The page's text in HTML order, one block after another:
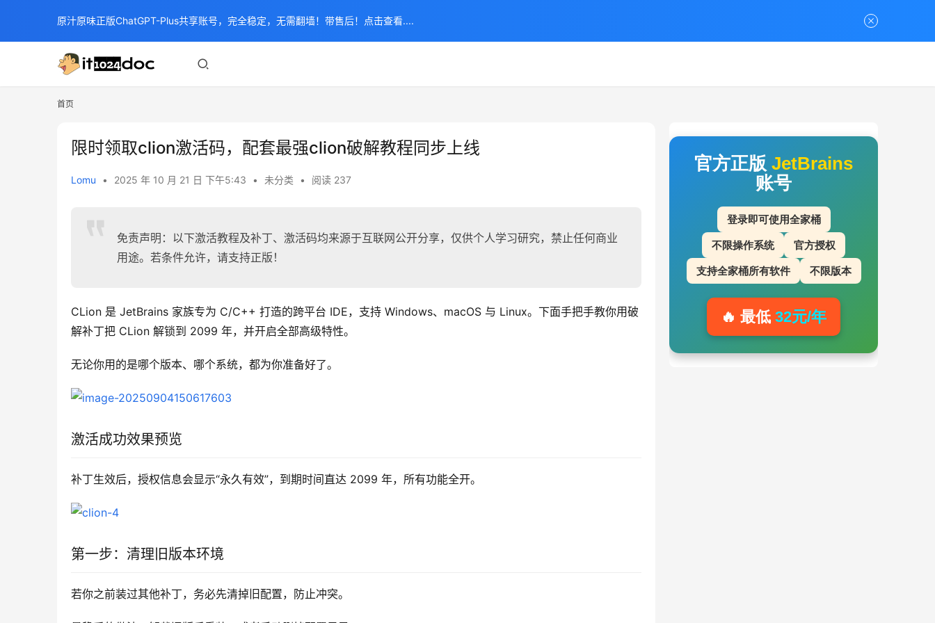
首页
限时领取clion激活码，配套最强clion破解教程同步上线
Lomu • 2025 年 10 月 21 日 下午5:43 • 未分类 • 阅读 237
免责声明：以下激活教程及补丁、激活码均来源于互联网公开分享，仅供个人学习研究，禁止任何商业
用途。若条件允许，请支持正版！
CLion 是 JetBrains 家族专为 C/C++ 打造的跨平台 IDE，支持 Windows、macOS 与 Linux。下面手把手教你用破
解补丁把 CLion 解锁到 2099 年，并开启全部高级特性。
无论你用的是哪个版本、哪个系统，都为你准备好了。
激活成功效果预览
补丁生效后，授权信息会显示“永久有效”，到期时间直达 2099 年，所有功能全开。
第一步：清理旧版本环境
若你之前装过其他补丁，务必先清掉旧配置，防止冲突。
官方正版 JetBrains
账号
登录即可使用全家桶
不限操作系统 官方授权
支持全家桶所有软件 不限版本
🔥 最低 32元/年
原汁原味正版ChatGPT-Plus共享账号，完全稳定，无需翻墙！带售后！点击查看....